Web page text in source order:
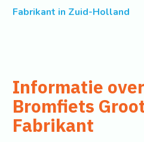
Fabrikant in Zuid-Holland
Informatie
Bromfiets
Fabrikant